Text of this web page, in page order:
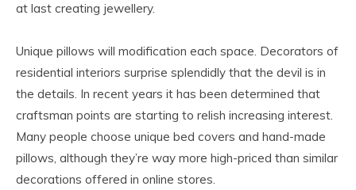
at last creating jewellery.
Unique pillows will modification each space. Decorators of
residential interiors surprise splendidly that the devil is in
the details. In recent years it has been determined that
craftsman points are starting to relish increasing interest.
Many people choose unique bed covers and hand-made
pillows, although they’re way more high-priced than similar
decorations offered in online stores.